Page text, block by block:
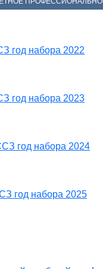
год набора 2022
год набора 2023
год набора 2024
год набора 2025